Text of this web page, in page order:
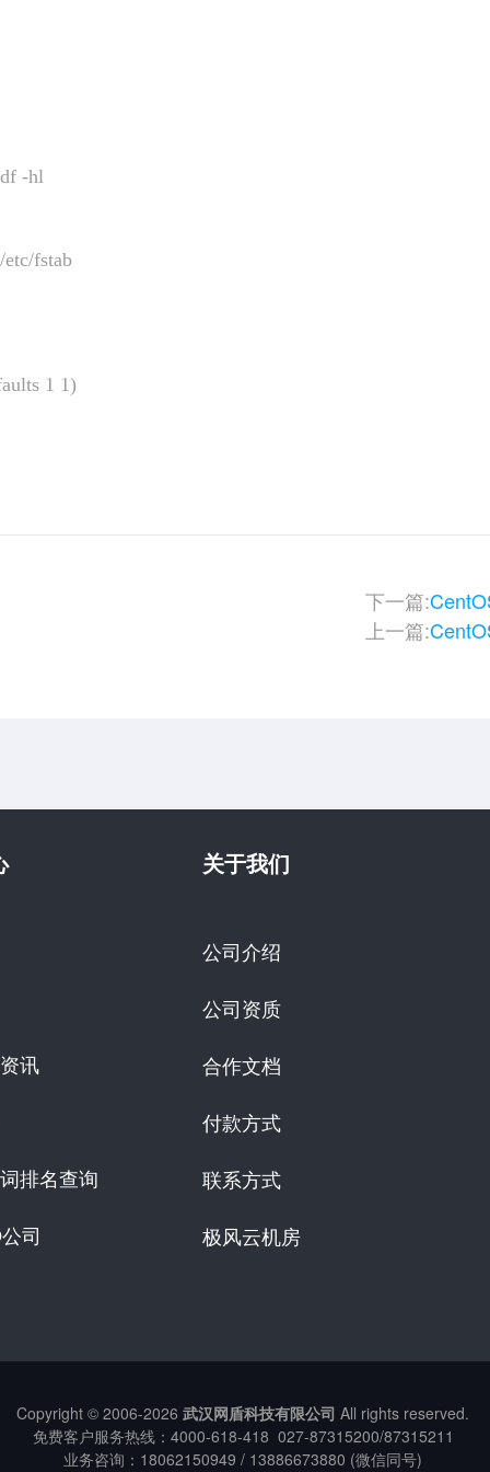
-hl
fstab
1 1)
下一篇:
上一篇:
讯
排名查询
司
关于我们
公司介绍
公司资质
合作文档
付款方式
联系方式
极风云机房
Copyright © 2006-2026 武汉网盾科技有限公司 All rights reserved.
免费客户服务热线： 4000-618-418 027-87315200/87315211
业务咨询：18062150949 / 13886673880 (微信同号)